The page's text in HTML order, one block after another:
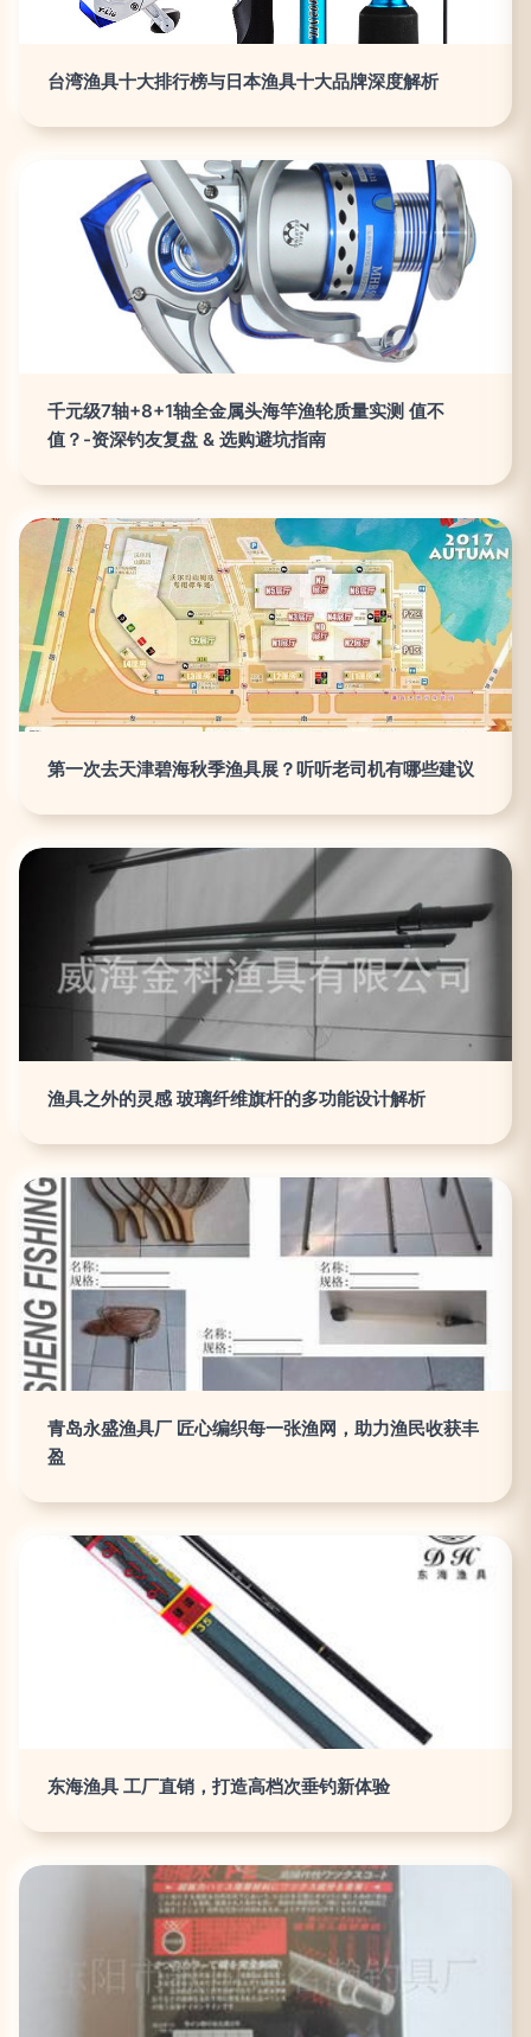
台湾渔具十大排行榜与日本渔具十大品牌深度解析
千元级7轴+8+1轴全金属头海竿渔轮质量实测 值不
值？-资深钓友复盘 & 选购避坑指南
第一次去天津碧海秋季渔具展？听听老司机有哪些建议
渔具之外的灵感 玻璃纤维旗杆的多功能设计解析
青岛永盛渔具厂 匠心编织每一张渔网，助力渔民收获丰
盈
东海渔具 工厂直销，打造高档次垂钓新体验